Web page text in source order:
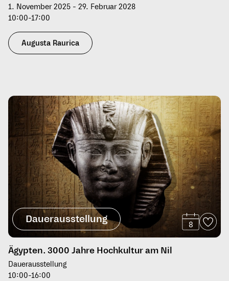
1. November 2025 - 29. Februar 2028
10:00-17:00
Augusta Raurica
Dauerausstellung 8
Ägypten. 3000 Jahre Hochkultur am Nil
Dauerausstellung
10:00-16:00